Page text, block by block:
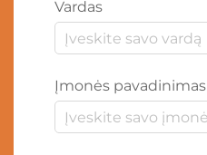
Vardas
Įmonės pavadinimas